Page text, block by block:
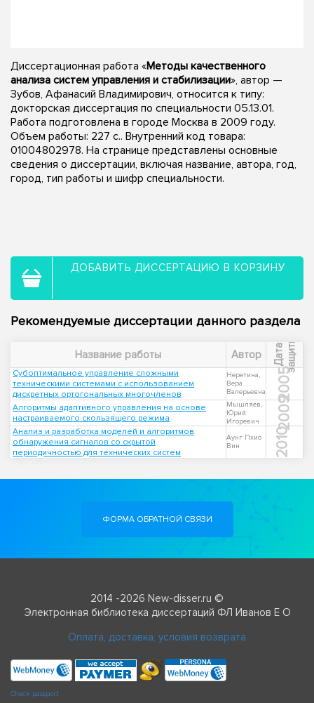
Диссертационная работа «Методы качественного
анализа систем управления и стабилизации», автор —
Зубов, Афанасий Владимирович, относится к типу:
докторская диссертация по специальности 05.13.01.
Работа подготовлена в городе Москва в 2009 году.
Объем работы: 227 с.. Внутренний код товара:
01004802978. На странице представлены основные
сведения о диссертации, включая название, автора, год,
город, тип работы и шифр специальности.
ДОБАВИТЬ ДИССЕРТАЦИЮ В КОРЗИНУ
Рекомендуемые диссертации данного раздела
Название работы Автор Д
а
т
а
з
а
щ
и
т ы
Субоптимальное управление сложными
техническими системами с использованием
дискретных ортогональных многочленов
Неретина,
Вера
Валерьевна
2005
Алгоритмы адаптивного управления на основе
настраиваемого скользящего режима
Мышляев,
Юрий
Игоревич
2009
Анализ и разработка моделей и алгоритмов
обнаружения сигналов со скрытой
периодичностью для технических систем
Аунг Пхио
Вин
2010
ФОРМА ОБРАТНОЙ СВЯЗИ
2014 -2026 New-disser.ru ©
Электронная библиотека диссертаций ФЛ Иванов Е О
Оплата, доставка, условия возврата
Check passport